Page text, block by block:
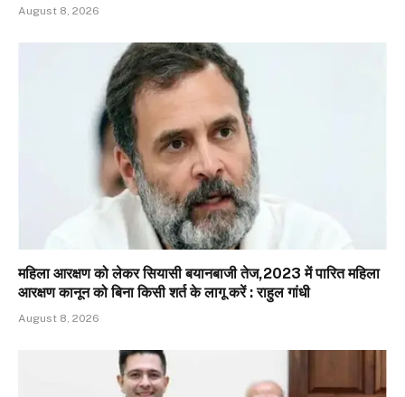
August 8, 2026
महिला आरक्षण को लेकर सियासी बयानबाजी तेज,2023 में पारित महिला
आरक्षण कानून को बिना किसी शर्त के लागू करें : राहुल गांधी
August 8, 2026